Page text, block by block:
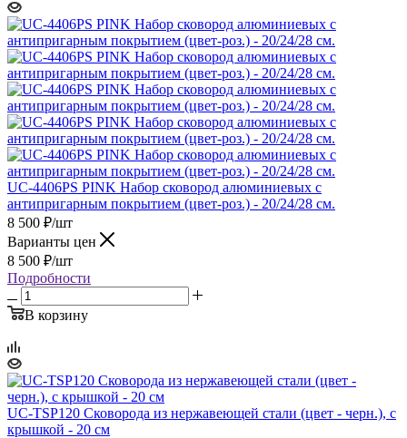
UC-4406PS PINK Набор сковород алюминиевых с
антипригарным покрытием (цвет-роз.) - 20/24/28 см.
8 500 ₽/шт
Варианты цен
8 500 ₽/шт
Подробности
В корзину
UC-TSP120 Сковорода из нержавеющей стали (цвет - черн.), с
крышкой - 20 см